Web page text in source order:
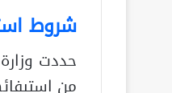
شروط
حددت
من